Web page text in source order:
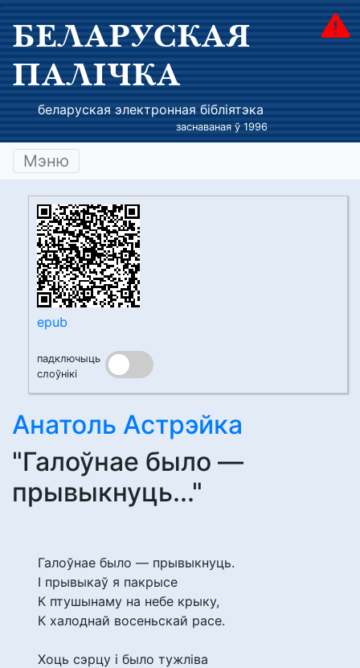
БЕЛАРУСКАЯ
ПАЛІЧКА
беларуская электронная бібліятэка
заснаваная ў 1996
Мэню
epub
падключыць
слоўнікі
Анатоль Астрэйка
"Галоўнае было —
прывыкнуць..."
Галоўнае было — прывыкнуць.
І прывыкаў я пакрысе
К птушынаму на небе крыку,
К халоднай восеньскай расе.
Хоць сэрцу і было тужліва